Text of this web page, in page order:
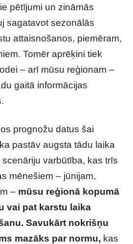
pētījumi un zināmās
sagatavot sezonālās
attaisnošanos, piemēram,
Tomēr aprēķini tiek
– arī mūsu reģionam –
gaitā informācijas
prognožu datus šai
pastāv augsta tādu laika
varbūtība, kas trīs
mēnešiem – jūnijam,
– mūsu reģionā kopumā
vai pat karstu laika
Savukārt nokrišņu
mazāks par normu, kas